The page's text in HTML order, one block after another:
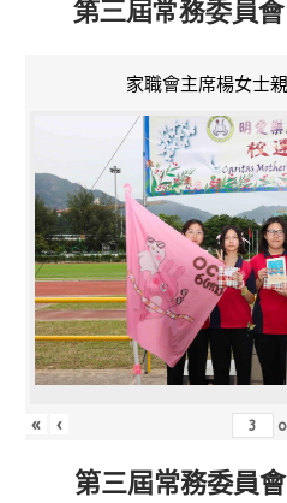
第三屆常務委員
家職會主席楊女士
« ‹
第三屆常務委員